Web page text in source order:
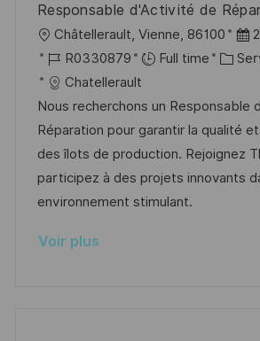
i
o
i
c
h
g
e
e
d
u
p
o
s
t
e
e
Responsable d'Activité de
o
c
a
l
i
s
a
Châtellerault, Vienne, 86100
D
a
e
d
’
a
R
é
f
é
r
e
n
e
R0330879 Full time
C
t
é
g
o
Chatellerault
Nous recherchons un Responsable
Réparation pour garantir la qualité
des îlots de production. Rejoignez
participez à des projets innovants
environnement stimulant.
Voir plus